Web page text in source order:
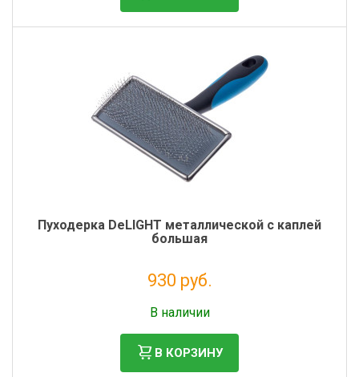
Пуходерка DeLIGHT металлической с каплей
большая
930 руб.
В наличии
В КОРЗИНУ